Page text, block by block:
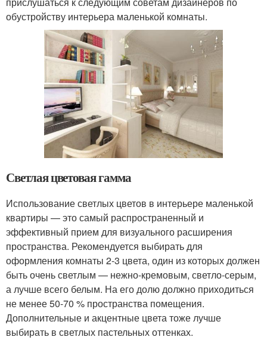
обустройству интерьера маленькой комнаты.
Светлая цветовая гамма
Использование светлых цветов в интерьере маленькой
квартиры — это самый распространенный и
эффективный прием для визуального расширения
пространства. Рекомендуется выбирать для
оформления комнаты 2-3 цвета, один из которых должен
быть очень светлым — нежно-кремовым, светло-серым,
а лучше всего белым. На его долю должно приходиться
не менее 50-70 % пространства помещения.
Дополнительные и акцентные цвета тоже лучше
выбирать в светлых пастельных оттенках.